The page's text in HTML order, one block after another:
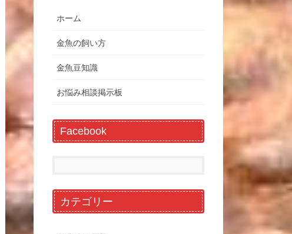
ホーム
金魚の飼い方
金魚豆知識
お悩み相談掲示板
Facebook
カテゴリー